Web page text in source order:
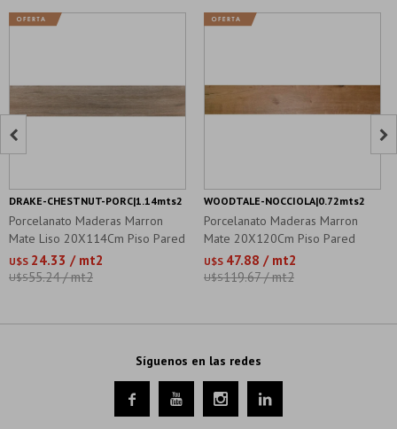
Porcelanato Maderas Marron
Mate Liso 20X114Cm Piso Pared
U$S 24.33 / mt2
U$S55.24 / mt2
DRAKE-CHESTNUT-PORC|1.14mts2
Porcelanato Maderas Marron
Mate 20X120Cm Piso Pared
U$S 47.88 / mt2
U$S119.67 / mt2
WOODTALE-NOCCIOLA|0.72mts2
 
Síguenos en las redes
   